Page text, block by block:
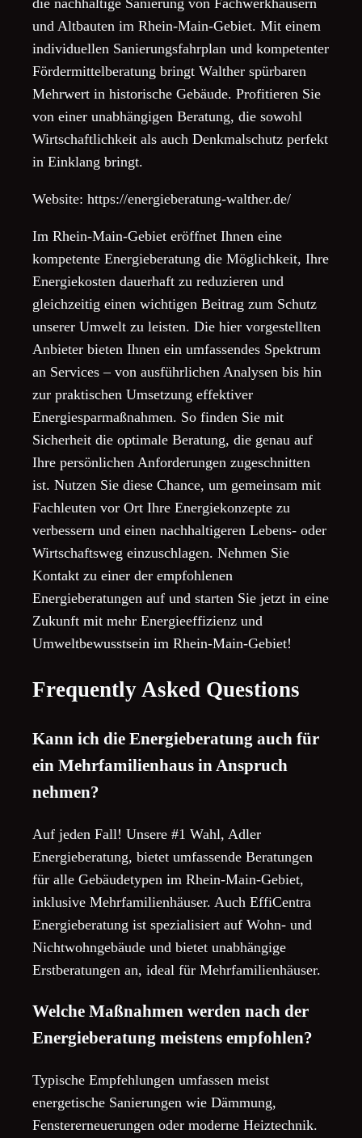
und Altbauten im Rhein-Main-Gebiet. Mit einem
individuellen Sanierungsfahrplan und kompetenter
Fördermittelberatung bringt Walther spürbaren
Mehrwert in historische Gebäude. Profitieren Sie
von einer unabhängigen Beratung, die sowohl
Wirtschaftlichkeit als auch Denkmalschutz perfekt
in Einklang bringt.
Website: https://energieberatung-walther.de/
Im Rhein-Main-Gebiet eröffnet Ihnen eine
kompetente Energieberatung die Möglichkeit, Ihre
Energiekosten dauerhaft zu reduzieren und
gleichzeitig einen wichtigen Beitrag zum Schutz
unserer Umwelt zu leisten. Die hier vorgestellten
Anbieter bieten Ihnen ein umfassendes Spektrum
an Services – von ausführlichen Analysen bis hin
zur praktischen Umsetzung effektiver
Energiesparmaßnahmen. So finden Sie mit
Sicherheit die optimale Beratung, die genau auf
Ihre persönlichen Anforderungen zugeschnitten
ist. Nutzen Sie diese Chance, um gemeinsam mit
Fachleuten vor Ort Ihre Energiekonzepte zu
verbessern und einen nachhaltigeren Lebens- oder
Wirtschaftsweg einzuschlagen. Nehmen Sie
Kontakt zu einer der empfohlenen
Energieberatungen auf und starten Sie jetzt in eine
Zukunft mit mehr Energieeffizienz und
Umweltbewusstsein im Rhein-Main-Gebiet!
Frequently Asked Questions
Kann ich die Energieberatung auch für
ein Mehrfamilienhaus in Anspruch
nehmen?
Auf jeden Fall! Unsere #1 Wahl, Adler
Energieberatung, bietet umfassende Beratungen
für alle Gebäudetypen im Rhein-Main-Gebiet,
inklusive Mehrfamilienhäuser. Auch EffiCentra
Energieberatung ist spezialisiert auf Wohn- und
Nichtwohngebäude und bietet unabhängige
Erstberatungen an, ideal für Mehrfamilienhäuser.
Welche Maßnahmen werden nach der
Energieberatung meistens empfohlen?
Typische Empfehlungen umfassen meist
energetische Sanierungen wie Dämmung,
Fenstererneuerungen oder moderne Heiztechnik.